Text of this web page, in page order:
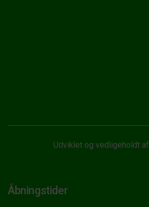
Udviklet og vedligeholdt af
Åbningstider